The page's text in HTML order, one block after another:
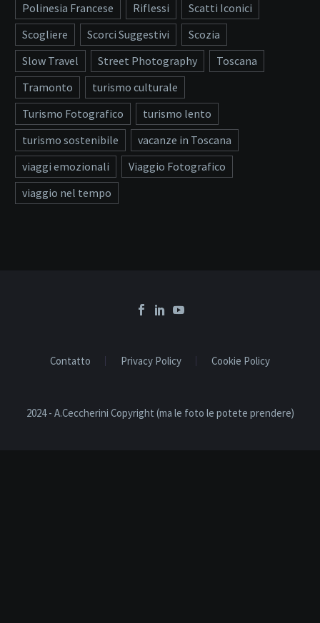
Polinesia Francese
Riflessi
Scatti Iconici
Scogliere
Scorci Suggestivi
Scozia
Slow Travel
Street Photography
Toscana
Tramonto
turismo culturale
Turismo Fotografico
turismo lento
turismo sostenibile
vacanze in Toscana
viaggi emozionali
Viaggio Fotografico
viaggio nel tempo
Contatto Privacy Policy Cookie Policy
2024 - A.Ceccherini Copyright (ma le foto le potete prendere)